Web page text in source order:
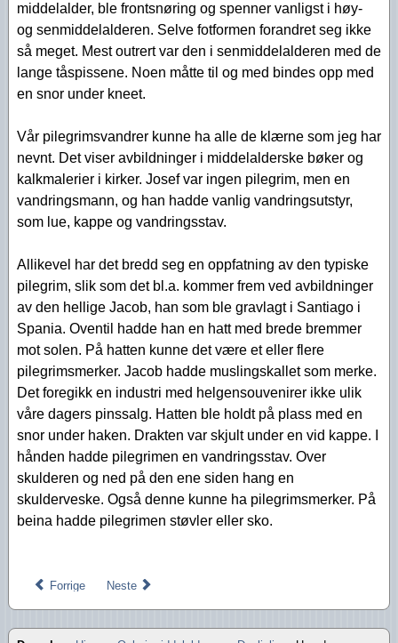
middelalder, ble frontsnøring og spenner vanligst i høy-
og senmiddelalderen. Selve fotformen forandret seg ikke
så meget. Mest outrert var den i senmiddelalderen med de
lange tåspissene. Noen måtte til og med bindes opp med
en snor under kneet.
Vår pilegrimsvandrer kunne ha alle de klærne som jeg har
nevnt. Det viser avbildninger i middelalderske bøker og
kalkmalerier i kirker. Josef var ingen pilegrim, men en
vandringsmann, og han hadde vanlig vandringsutstyr,
som lue, kappe og vandringsstav.
Allikevel har det bredd seg en oppfatning av den typiske
pilegrim, slik som det bl.a. kommer frem ved avbildninger
av den hellige Jacob, han som ble gravlagt i Santiago i
Spania. Oventil hadde han en hatt med brede bremmer
mot solen. På hatten kunne det være et eller flere
pilegrimsmerker. Jacob hadde muslingskallet som merke.
Det foregikk en industri med helgensouvenirer ikke ulik
våre dagers pinssalg. Hatten ble holdt på plass med en
snor under haken. Drakten var skjult under en vid kappe. I
hånden hadde pilegrimen en vandringsstav. Over
skulderen og ned på den ene siden hang en
skulderveske. Også denne kunne ha pilegrimsmerker. På
beina hadde pilegrimen støvler eller sko.
Forrige Neste